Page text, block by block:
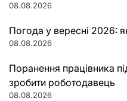
08.08.2026
Погода у вересні 2026:
08.08.2026
Поранення працівника
зробити роботодавець
08.08.2026